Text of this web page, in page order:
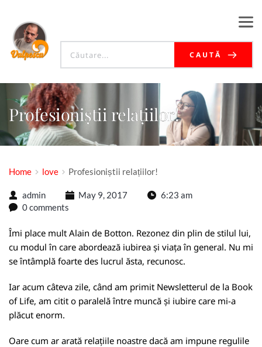
CAUTĂ
Profesioniștii relațiilor!
Home love Profesioniștii relațiilor!
admin May 9, 2017
6:23 am
0 comments
Îmi place mult Alain de Botton. Rezonez din plin de stilul lui,
cu modul în care abordează iubirea și viața în general. Nu mi
se întâmplă foarte des lucrul ăsta, recunosc.
Iar acum câteva zile, când am primit Newsletterul de la Book
of Life, am citit o paralelă între muncă și iubire care mi-a
plăcut enorm.
Oare cum ar arată relațiile noastre dacă am impune regulile